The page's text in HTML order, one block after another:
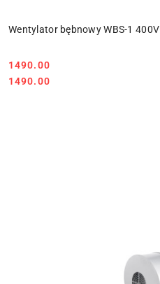
Wentylator bębnowy WBS-1 400V
Cena:
1490.00
Cena:
1490.00